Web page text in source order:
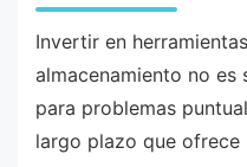
Invertir en
almacenamiento no es
para problemas
largo plazo que